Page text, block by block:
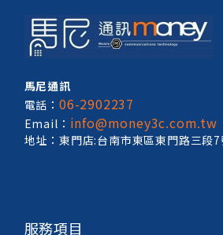
馬尼通訊
電話：06-2902237
Email： info@money3c.com.tw
地址：東門店:台南市東區東門路三段
服務項目